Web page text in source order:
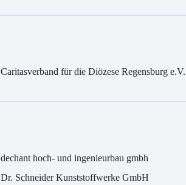
Caritasverband für die Diözese Regensburg e.V.
dechant hoch- und ingenieurbau gmbh
Dr. Schneider Kunststoffwerke GmbH